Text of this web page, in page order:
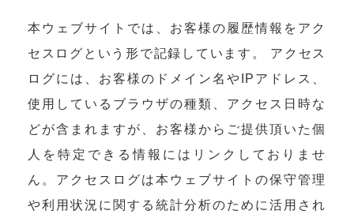
本ウェブサイトでは、お客様の履歴情報をアク
セスログという形で記録しています。 アクセス
ログには、お客様のドメイン名やIPアドレス、
使用しているブラウザの種類、アクセス日時な
どが含まれますが、お客様からご提供頂いた個
人を特定できる情報にはリンクしておりませ
ん。アクセスログは本ウェブサイトの保守管理
や利用状況に関する統計分析のために活用され